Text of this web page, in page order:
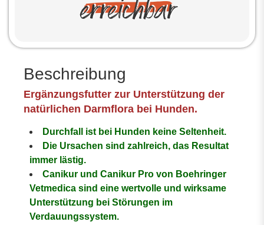
Beschreibung
Ergänzungsfutter zur Unterstützung der
natürlichen Darmflora bei Hunden.
Durchfall ist bei Hunden keine Seltenheit.
Die Ursachen sind zahlreich, das Resultat
immer lästig.
Canikur und Canikur Pro von Boehringer
Vetmedica sind eine wertvolle und wirksame
Unterstützung bei Störungen im
Verdauungssystem.